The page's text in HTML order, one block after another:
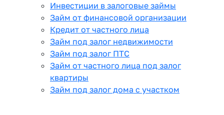
Инвестиции в залоговые займы
Займ от финансовой организации
Кредит от частного лица
Займ под залог недвижимости
Займ под залог ПТС
Займ от частного лица под залог
квартиры
Займ под залог дома с участком